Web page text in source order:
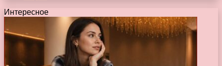
Интересное